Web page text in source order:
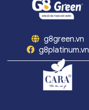
g8green.vn
g8platinum.vn